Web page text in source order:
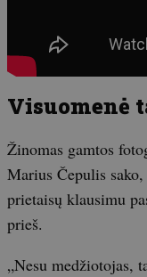
Visuomenė
Žinomas gamtos
Marius Čepulis
prietaisų klausimu
prieš.
„Nesu medžiotojas,